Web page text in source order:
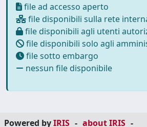
file ad accesso aperto
file disponibili sulla rete
file disponibili agli utenti
file disponibili solo agli
file sotto embargo
nessun file disponibile
Powered byIRIS - about IRIS -